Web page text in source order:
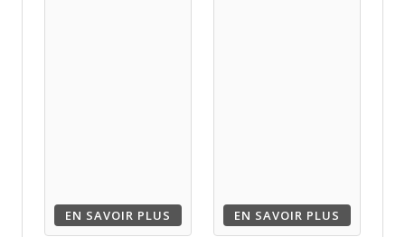
EN SAVOIR PLUS EN SAVOIR PLUS